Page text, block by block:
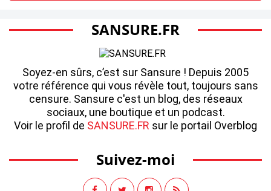
SANSURE.FR
Soyez-en sûrs, c’est sur Sansure ! Depuis 2005
votre référence qui vous révèle tout, toujours sans
censure. Sansure c'est un blog, des réseaux
sociaux, une boutique et un podcast.
Voir le profil de SANSURE.FR sur le portail Overblog
Suivez-moi